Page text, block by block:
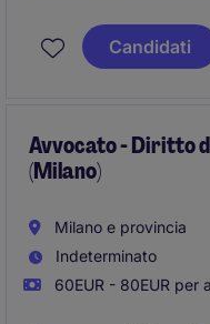
Candidati
Avvocato - Diritto
(Milano)
Milano e provincia
Indeterminato
60EUR - 80EUR per